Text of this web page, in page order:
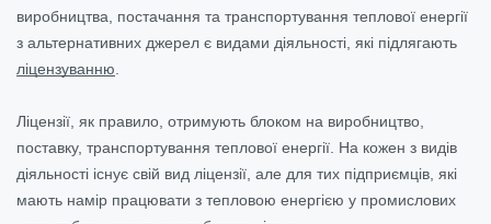
виробництва, постачання та транспортування теплової енергії
з альтернативних джерел є видами діяльності, які підлягають
ліцензуванню
Ліцензії, як правило, отримують блоком на виробництво,
поставку, транспортування теплової енергії. На кожен з видів
діяльності існує свій вид ліцензії, але для тих підприємців, які
мають намір працювати з тепловою енергією у промислових